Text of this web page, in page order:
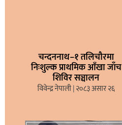
चन्दननाथ–१ तलिचौरमा
निःशुल्क प्राथमिक आँखा जाँच
शिविर सञ्चालन
विवेन्द्र नेपाली २०८३ असार २६